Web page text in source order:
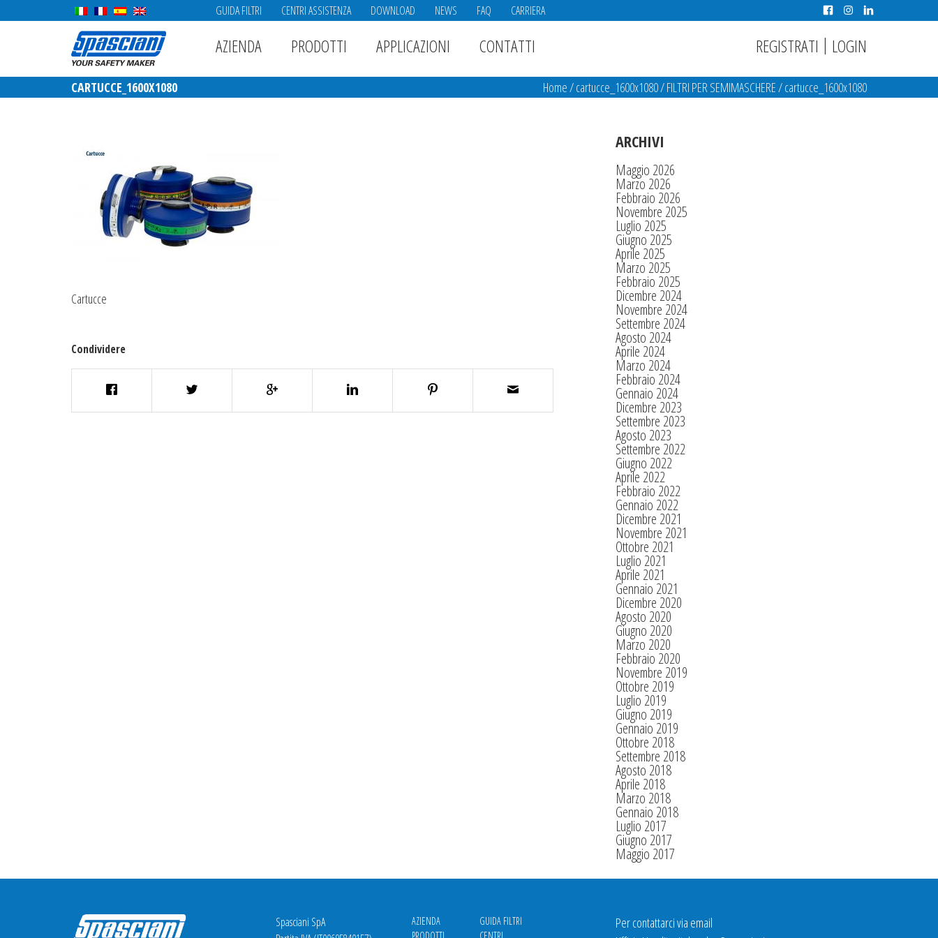
GUIDA FILTRI CENTRI ASSISTENZA DOWNLOAD NEWS FAQ CARRIERA
AZIENDA PRODOTTI APPLICAZIONI CONTATTI REGISTRATI | LOGIN
CARTUCCE_1600X1080 Home/cartucce_1600x1080/FILTRI PER SEMIMASCHERE/cartucce_1600x1080
Cartucce
Condividere
ARCHIVI
Maggio 2026
Marzo 2026
Febbraio 2026
Novembre 2025
Luglio 2025
Giugno 2025
Aprile 2025
Marzo 2025
Febbraio 2025
Dicembre 2024
Novembre 2024
Settembre 2024
Agosto 2024
Aprile 2024
Marzo 2024
Febbraio 2024
Gennaio 2024
Dicembre 2023
Settembre 2023
Agosto 2023
Settembre 2022
Giugno 2022
Aprile 2022
Febbraio 2022
Gennaio 2022
Dicembre 2021
Novembre 2021
Ottobre 2021
Luglio 2021
Aprile 2021
Gennaio 2021
Dicembre 2020
Agosto 2020
Giugno 2020
Marzo 2020
Febbraio 2020
Novembre 2019
Ottobre 2019
Luglio 2019
Giugno 2019
Gennaio 2019
Ottobre 2018
Settembre 2018
Agosto 2018
Aprile 2018
Marzo 2018
Gennaio 2018
Luglio 2017
Giugno 2017
Maggio 2017
Spasciani SpA
AZIENDA
GUIDA FILTRI
Per contattarci via email